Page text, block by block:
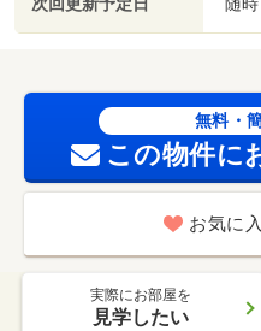
次回更新予定日
無料・
この物件に
お気に
実際にお部屋を
見学したい